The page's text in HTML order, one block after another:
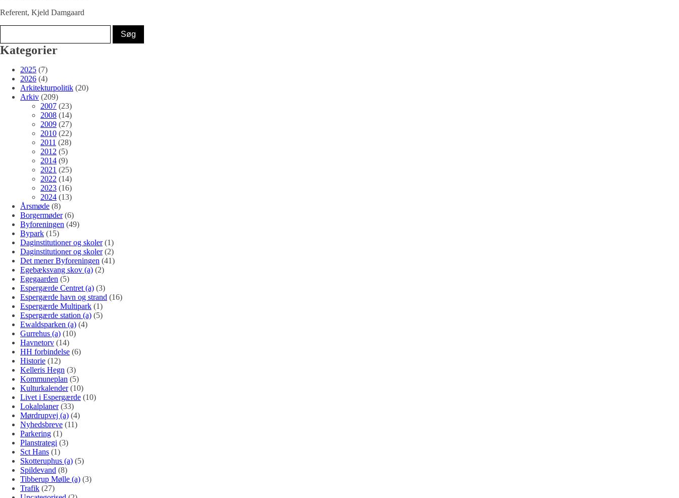
Referent, Kjeld Damgaard
Kategorier
2025 (7)
2026 (4)
Arkitekturpolitik (20)
Arkiv (209)
2007 (23)
2008 (14)
2009 (27)
2010 (22)
2011 (28)
2012 (5)
2014 (9)
2021 (25)
2022 (14)
2023 (16)
2024 (13)
Årsmøde (8)
Borgermøder(6)
Byforeningen (49)
Bypark (15)
Daginstitutioner og skoler(1)
Daginstitutioner og skoler(2)
Det mener Byforeningen (41)
Egebæksvang skov (a) (2)
Egegaarden (5)
Espergærde Centret (a) (3)
Espergærde havn og strand (16)
Espergærde Multipark (1)
Espergærde station (a) (5)
Ewaldsparken (a) (4)
Gurrehus (a) (10)
Havnetorv (14)
HH forbindelse (6)
Historie (12)
Kelleris Hegn (3)
Kommuneplan (5)
Kulturkalender(10)
Livet i Espergærde (10)
Lokalplaner(33)
Mørdrupvej (a) (4)
Nyhedsbreve (11)
Parkering (1)
Planstrategi (3)
Sct Hans (1)
Skotteruphus (a) (5)
Spildevand (8)
Tibberup Mølle (a) (3)
Trafik (27)